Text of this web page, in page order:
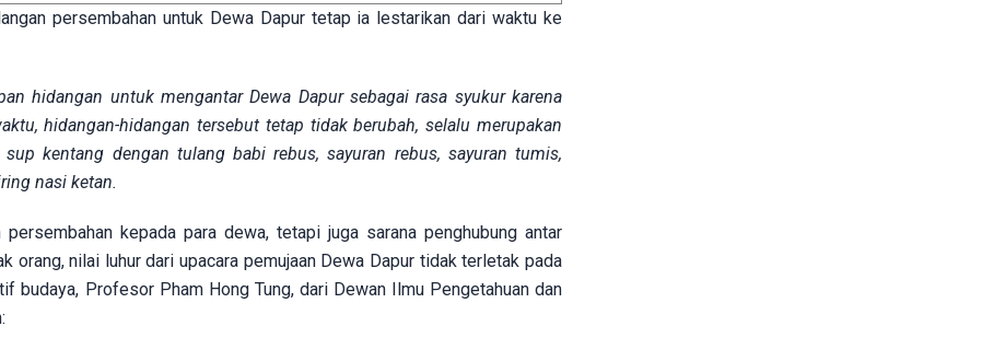
persembahan untuk Dewa Dapur tetap ia lestarikan dari waktu ke
hidangan untuk mengantar Dewa Dapur sebagai rasa syukur karena
hidangan-hidangan tersebut tetap tidak berubah, selalu merupakan
kentang dengan tulang babi rebus, sayuran rebus, sayuran tumis,
nasi ketan.
kepada para dewa, tetapi juga sarana penghubung antar
orang, nilai luhur dari upacara pemujaan Dewa Dapur tidak terletak pada
budaya, Profesor Pham Hong Tung, dari Dewan Ilmu Pengetahuan dan